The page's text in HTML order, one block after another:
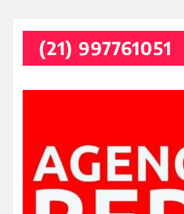
(21) 997761051